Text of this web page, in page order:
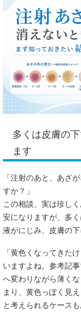
多くは皮膚の
ます
「注射のあと、あざ
すか？」
この相談、実は珍し
安になりますが、多
液がにじみ、皮膚の
「黄色くなってきた
いますよね。参考記
へ変わりながら薄く
まり、黄色っぽく見
と考えられるケースも